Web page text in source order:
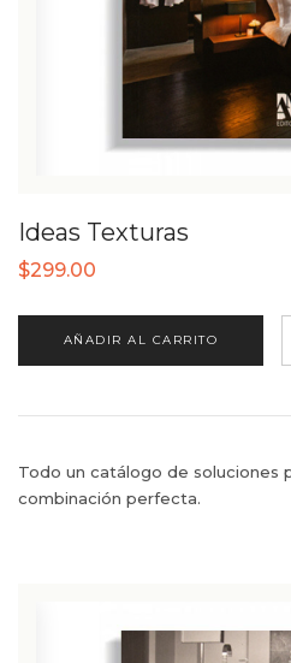
Ideas Texturas
$299.00
AÑADIR AL CARRITO
Todo un catálogo de soluciones
combinación perfecta.